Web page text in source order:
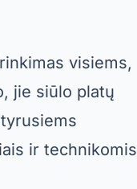
visiems,
jie siūlo platų
ir technikomis